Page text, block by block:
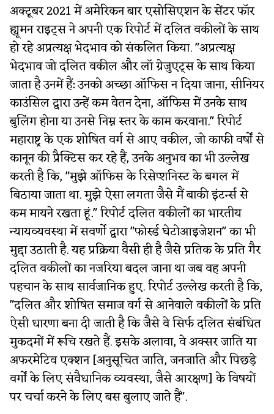
अक्टूबर 2021 में अमेरिकन बार एसोसिएशन के सेंटर फॉर
ह्यूमन राइट्स ने अपनी एक रिपोर्ट में दलित वकीलों के साथ
हो रहे अप्रत्यक्ष भेदभाव को संकलित किया. "अप्रत्यक्ष
भेदभाव जो दलित वकील और लॉ ग्रेजुएट्स के साथ किया
जाता है उनमें हैं: उनको अच्छा ऑफिस न दिया जाना, सीनियर
काउंसिल द्वारा उन्हें कम वेतन देना, ऑफिस में उनके साथ
बुलिंग होना या उनसे निम्न स्तर के काम करवाना." रिपोर्ट
महाराष्ट्र के एक शोषित वर्ग से आए वकील, जो काफी वर्षों से
कानून की प्रैक्टिस कर रहे हैं, उनके अनुभव का भी उल्लेख
करती है कि, "मुझे ऑफिस के रिसेप्शनिस्ट के बगल में
बिठाया जाता था. मुझे ऐसा लगता जैसे मैं बाकी इंटर्न्स से
कम मायने रखता हूं." रिपोर्ट दलित वकीलों का भारतीय
न्यायव्यवस्था में सवर्णो द्वारा "फोर्स्ड घेटोआइजेशन" का भी
मुद्दा उठाती है. यह प्रक्रिया वैसी ही है जैसे प्रतिक के प्रति गैर
दलित वकीलों का नजरिया बदल जाना था जब वह अपनी
पहचान के साथ सार्वजानिक हुए. रिपोर्ट उल्लेख करती है कि,
"दलित और शोषित समाज वर्ग से आनेवाले वकीलों के प्रति
ऐसी धारणा बना दी जाती है कि जैसे वे सिर्फ दलित संबंधित
मुकदमों में रूचि रखते हैं. इसके अलावा, वे अक्सर जाति या
अफरमेटिव एक्शन [अनुसूचित जाति, जनजाति और पिछड़े
वर्गों के लिए संवैधानिक व्यवस्था, जैसे आरक्षण] के विषयों
पर चर्चा करने के लिए बस बुलाए जाते हैं".